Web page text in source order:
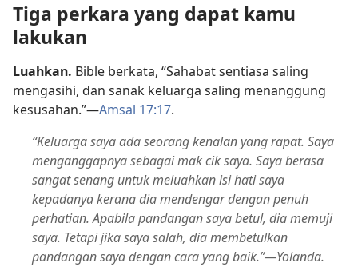
Tiga perkara yang dapat kamu
lakukan
Luahkan. Bible berkata, “Sahabat sentiasa saling
mengasihi, dan sanak keluarga saling menanggung
kesusahan.”​—Amsal 17:17.
“Keluarga saya ada seorang kenalan yang rapat. Saya
menganggapnya sebagai mak cik saya. Saya berasa
sangat senang untuk meluahkan isi hati saya
kepadanya kerana dia mendengar dengan penuh
perhatian. Apabila pandangan saya betul, dia memuji
saya. Tetapi jika saya salah, dia membetulkan
pandangan saya dengan cara yang baik.”​—Yolanda.